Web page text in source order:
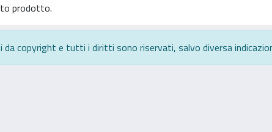
prodotto.
copyright e tutti i diritti sono riservati, salvo diversa